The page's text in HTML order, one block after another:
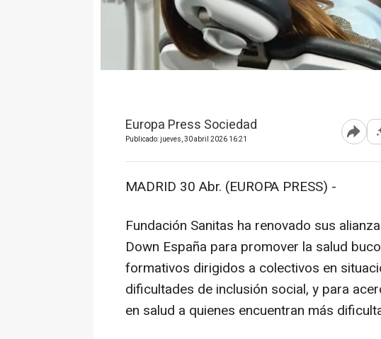
Europa Press Sociedad
Publicado: jueves, 30 abril 2026 16:21
MADRID 30 Abr. (EUROPA PRESS) -
Fundación Sanitas ha renovado sus
Down España para promover la salud
formativos dirigidos a colectivos en
dificultades de inclusión social, y para
en salud a quienes encuentran más